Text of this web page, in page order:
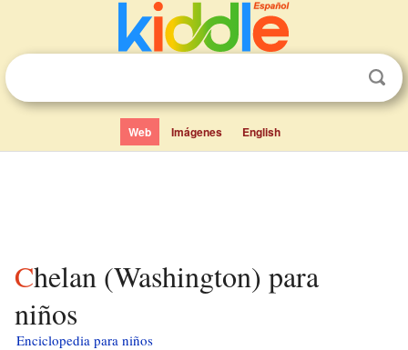
Web Imágenes English
Chelan (Washington) para
niños
Enciclopedia para niños